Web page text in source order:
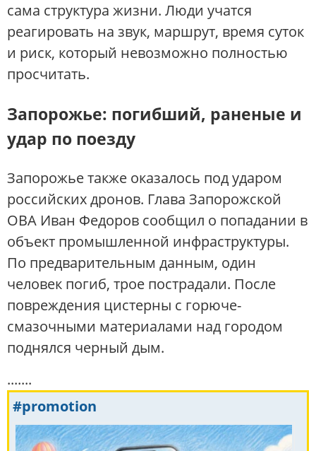
сама структура жизни. Люди учатся
реагировать на звук, маршрут, время суток
и риск, который невозможно полностью
просчитать.
Запорожье: погибший, раненые и
удар по поезду
Запорожье также оказалось под ударом
российских дронов. Глава Запорожской
ОВА Иван Федоров сообщил о попадании в
объект промышленной инфраструктуры.
По предварительным данным, один
человек погиб, трое пострадали. После
повреждения цистерны с горюче-
смазочными материалами над городом
поднялся черный дым.
.......
#promotion